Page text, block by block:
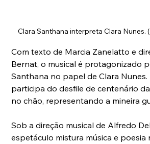
Clara Santhana interpreta Clara Nunes.
Com texto de Marcia Zanelatto e
Bernat, o musical é protagonizado
Santhana no papel de Clara
participa do desfile de centenário
no chão, representando a mineira
Sob a direção musical de Alfredo
espetáculo mistura música e poesia